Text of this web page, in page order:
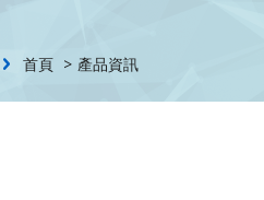
首頁 產品資訊